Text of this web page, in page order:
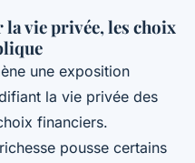
vie privée, les choix
une exposition
la vie privée des
financiers.
pousse certains